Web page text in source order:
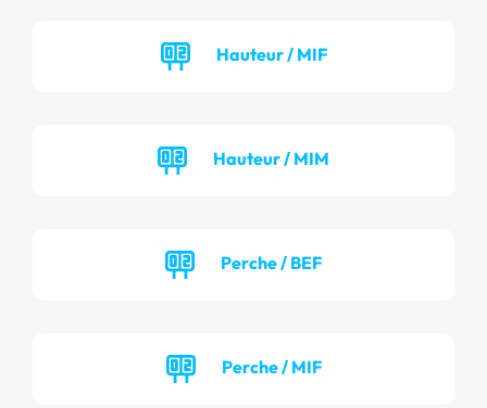
Hauteur / MIF
Hauteur / MIM
Perche / BEF
Perche / MIF